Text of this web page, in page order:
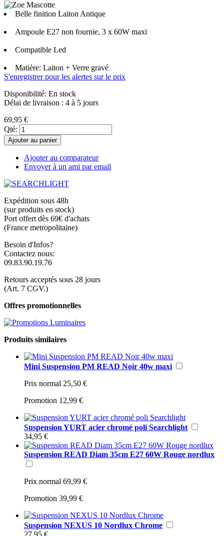
Belle finition Laiton Antique
Ampoule E27 non fournie, 3 x 60W maxi
Compatible Led
Matière: Laiton + Verre gravé
S'enregistrer pour les alertes sur le prix
Disponibilité: En stock
Délai de livraison : 4 à 5 jours
69,95 €
Qté:
Ajouter au panier
Ajouter au comparateur
Envoyer à un ami par email
Expédition sous 48h
(sur produits en stock)
Port offert dès 69€ d'achats
(France metropolitaine)
Besoin d'Infos?
Contactez nous:
09.83.90.19.76
Retours acceptés sous 28 jours
(Art. 7 CGV.)
Offres promotionnelles
Produits similaires
Mini Suspension PM READ Noir 40w maxi
Prix normal 25,50 €
Promotion 12,99 €
Suspension YURT acier chromé poli Searchlight
34,95 €
Suspension READ Diam 35cm E27 60W Rouge nordlux
Prix normal 69,99 €
Promotion 39,99 €
Suspension NEXUS 10 Nordlux Chrome
27,95 €